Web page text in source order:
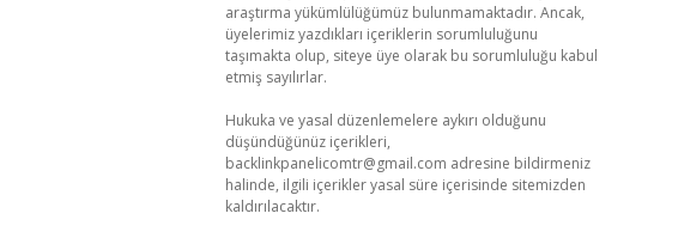
araştırma yükümlülüğümüz bulunmamaktadır. Ancak,
üyelerimiz yazdıkları içeriklerin sorumluluğunu
taşımakta olup, siteye üye olarak bu sorumluluğu kabul
etmiş sayılırlar.
Hukuka ve yasal düzenlemelere aykırı olduğunu
düşündüğünüz içerikleri,
backlinkpanelicomtr@gmail.com adresine bildirmeniz
halinde, ilgili içerikler yasal süre içerisinde sitemizden
kaldırılacaktır.